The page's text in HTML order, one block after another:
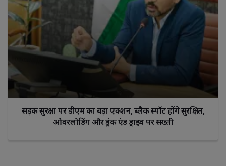
सड़क सुरक्षा पर डीएम का बड़ा एक्शन, ब्लैक स्पॉट होंगे सुरक्षित,
ओवरलोडिंग और ड्रंक एंड ड्राइव पर सख्ती